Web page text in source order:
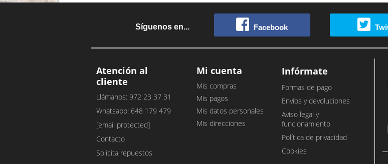
Síguenos en... Facebook
Atención al
cliente
Llámanos: 972 23 37 31
Whatsapp: 648 179 479
[email protected]
Contacto
Solicita repuestos
Mi cuenta
Mis compras
Mis pagos
Mis datos personales
Mis direcciones
Infórmate
Formas de pago
Envíos y devoluciones
Aviso legal y
funcionamiento
Política de privacidad
Cookies